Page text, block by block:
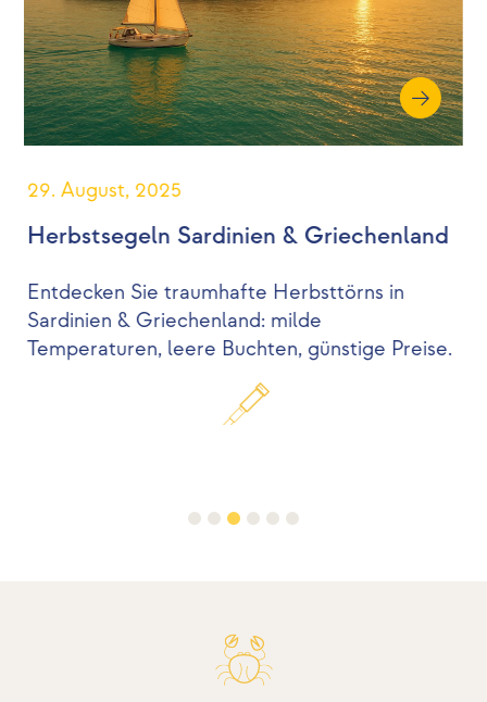
29. August, 2025
Herbstsegeln Sardinien & Griechenland
Entdecken Sie traumhafte Herbsttörns in
Sardinien & Griechenland: milde
Temperaturen, leere Buchten, günstige Preise.